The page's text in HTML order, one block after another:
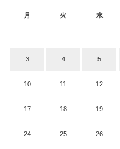
月
火 水
3 4 5
10 11 12
17 18 19
24 25 26